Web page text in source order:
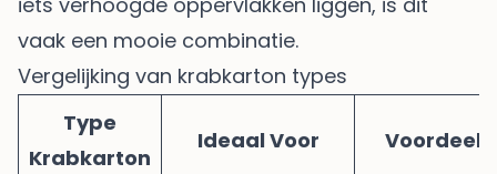
vaak een mooie combinatie.
Vergelijking van krabkarton types
Type
Krabkarton
Ideaal Voor Voordeel